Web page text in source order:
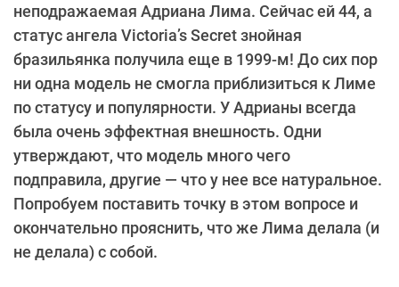
неподражаемая Адриана Лима. Сейчас ей 44, а
статус ангела Victoria’s Secret знойная
бразильянка получила еще в 1999-м! До сих пор
ни одна модель не смогла приблизиться к Лиме
по статусу и популярности. У Адрианы всегда
была очень эффектная внешность. Одни
утверждают, что модель много чего
подправила, другие — что у нее все натуральное.
Попробуем поставить точку в этом вопросе и
окончательно прояснить, что же Лима делала (и
не делала) с собой.